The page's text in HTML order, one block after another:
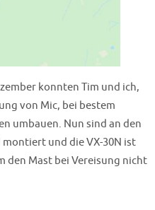
konnten Tim und ich,
von Mic, bei bestem
umbauen. Nun sind an den
montiert und die VX-30N ist
den Mast bei Vereisung nicht